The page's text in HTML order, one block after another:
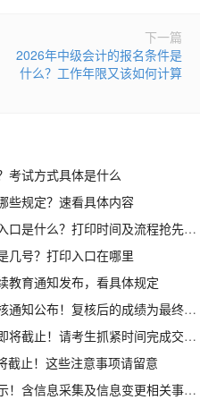
下一篇
2026年中级会计的报名条件是
什么？工作年限又该如何计算
考试方式具体是什么
些规定？速看具体内容
广东2026年中级会计准考证打印入口是什么？打印时间及流程抢先看
几号？打印入口在哪里
教育通知发布，看具体规定
广东2026年初级会计考试成绩复核通知公布！复核后的成绩为最终成绩
深圳2026年注册会计师考试交费即将截止！请考生抓紧时间完成交费
截止！这些注意事项请留意
广东2026年中级会计报名温馨提示！含信息采集及信息变更相关事项